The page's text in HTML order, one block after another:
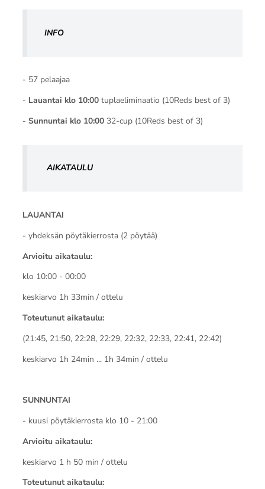
INFO
- 57 pelaajaa
- Lauantai klo 10:00 tuplaeliminaatio (10Reds best of 3)
- Sunnuntai klo 10:00 32-cup (10Reds best of 3)
AIKATAULU
LAUANTAI
- yhdeksän pöytäkierrosta (2 pöytää)
Arvioitu aikataulu:
klo 10:00 - 00:00
keskiarvo 1h 33min / ottelu
Toteutunut aikataulu:
(21:45, 21:50, 22:28, 22:29, 22:32, 22:33, 22:41, 22:42)
keskiarvo 1h 24min ... 1h 34min / ottelu
SUNNUNTAI
- kuusi pöytäkierrosta klo 10 - 21:00
Arvioitu aikataulu:
keskiarvo 1 h 50 min / ottelu
Toteutunut aikataulu: